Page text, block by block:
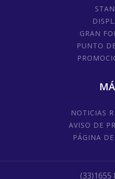
GRAN
PUNTO
NOTICIAS
AVISO DE
PÁGINA
(33)1655